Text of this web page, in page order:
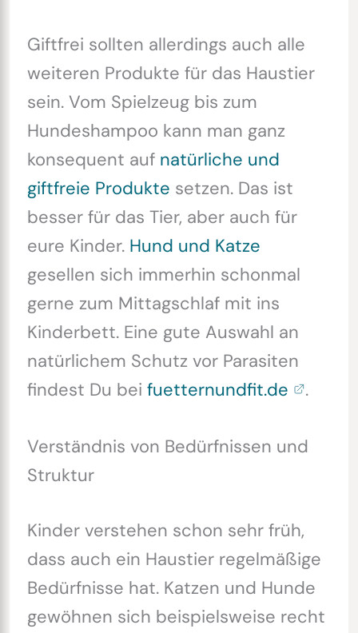
Giftfrei sollten allerdings auch alle
weiteren Produkte für das Haustier
sein. Vom Spielzeug bis zum
Hundeshampoo kann man ganz
konsequent auf natürliche und
giftfreie Produkte setzen. Das ist
besser für das Tier, aber auch für
eure Kinder. Hund und Katze
gesellen sich immerhin schonmal
gerne zum Mittagschlaf mit ins
Kinderbett. Eine gute Auswahl an
natürlichem Schutz vor Parasiten
findest Du bei fuetternundfit.de .
Verständnis von Bedürfnissen und
Struktur
Kinder verstehen schon sehr früh,
dass auch ein Haustier regelmäßige
Bedürfnisse hat. Katzen und Hunde
gewöhnen sich beispielsweise recht